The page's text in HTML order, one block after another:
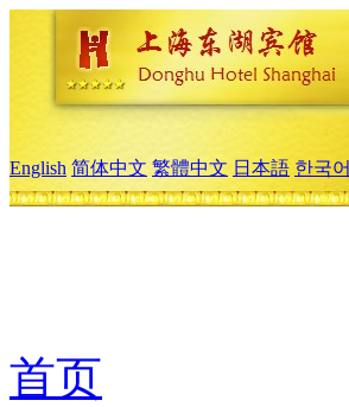
English 简体中文 繁體中文 日本語 한국어
首页